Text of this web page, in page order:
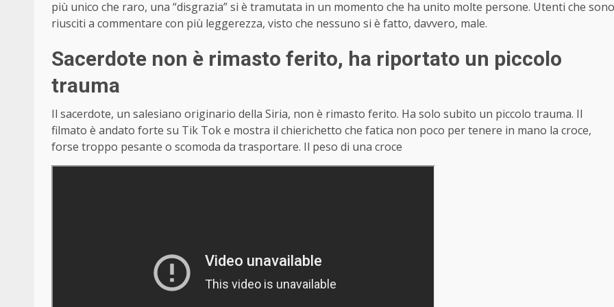
più unico che raro, una “disgrazia” si è tramutata in un momento che ha unito molte persone. Utenti che sono
riusciti a commentare con più leggerezza, visto che nessuno si è fatto, davvero, male.
Sacerdote non è rimasto ferito, ha riportato un piccolo
trauma
Il sacerdote, un salesiano originario della Siria, non è rimasto ferito. Ha solo subito un piccolo trauma. Il
filmato è andato forte su Tik Tok e mostra il chierichetto che fatica non poco per tenere in mano la croce,
forse troppo pesante o scomoda da trasportare. Il peso di una croce